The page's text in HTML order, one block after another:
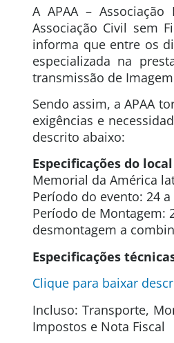
A APAA –
Associação Civil sem
informa que entre os
especializada na
transmissão de
Sendo assim, a APAA
exigências e
descrito abaixo:
Especificações do
Memorial da América
Período do evento: 24
Período de Montagem:
desmontagem a
Especificações
Clique para baixar
Incluso: Transporte,
Impostos e Nota Fiscal